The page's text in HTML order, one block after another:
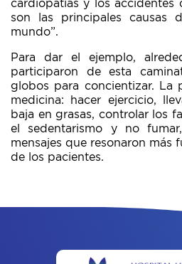
cardiopatías y los accidentes
son las principales causas
mundo”.
Para dar el ejemplo,
participaron de esta
globos para concientizar. La
medicina: hacer ejercicio,
baja en grasas, controlar los
el sedentarismo y no
mensajes que resonaron más
de los pacientes.